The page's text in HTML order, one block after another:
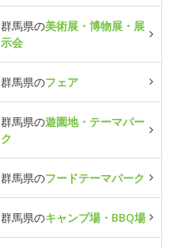
群馬県の美術展・博物展・展
示会
群馬県のフェア
群馬県の遊園地・テーマパー
ク
群馬県のフードテーマパーク
群馬県のキャンプ場・BBQ場